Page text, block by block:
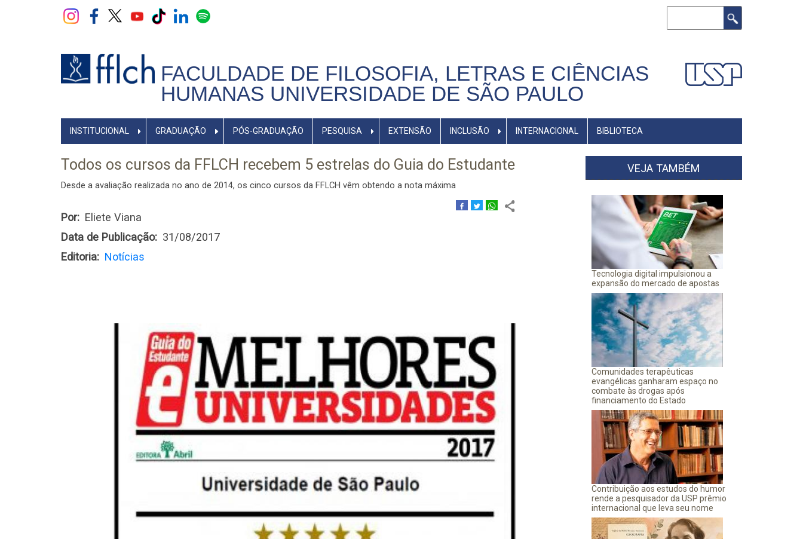
FACULDADE DE FILOSOFIA, LETRAS E CIÊNCIAS
HUMANAS UNIVERSIDADE DE SÃO PAULO
NAVEGADOR
PRINCIPAL
INSTITUCIONAL GRADUAÇÃO PÓS-GRADUAÇÃO PESQUISA EXTENSÃO INCLUSÃO INTERNACIONAL BIBLIOTECA
Todos os cursos da FFLCH recebem 5 estrelas do Guia do Estudante
Desde a avaliação realizada no ano de 2014, os cinco cursos da FFLCH vêm obtendo a nota máxima
Por
Eliete Viana
Data de Publicação
31/08/2017
Editoria
Notícias
VEJA TAMBÉM
Tecnologia digital impulsionou a
expansão do mercado de apostas
Comunidades terapêuticas
evangélicas ganharam espaço no
combate às drogas após
financiamento do Estado
Contribuição aos estudos do humor
rende a pesquisador da USP prêmio
internacional que leva seu nome